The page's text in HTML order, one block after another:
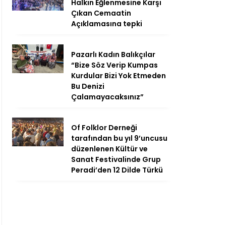
Halkın Eğlenmesine Karşı
Çıkan Cemaatin
Açıklamasına tepki
Pazarlı Kadın Balıkçılar
“Bize Söz Verip Kumpas
Kurdular Bizi Yok Etmeden
Bu Denizi
Çalamayacaksınız”
Of Folklor Derneği
tarafından bu yıl 9’uncusu
düzenlenen Kültür ve
Sanat Festivalinde Grup
Peradi’den 12 Dilde Türkü